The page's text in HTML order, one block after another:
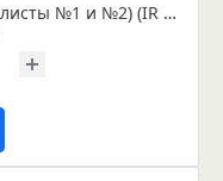
DAEWOO BS106 рессора задняя (листы №1 и №2) (IR 29-02)